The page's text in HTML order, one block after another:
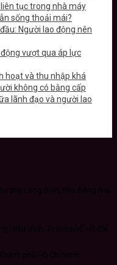
tục trong nhà máy
sống thoải mái?
Người lao động nên
vượt qua áp lực
hoạt và thu nhập khá
không có bằng cấp
lãnh đạo và người lao